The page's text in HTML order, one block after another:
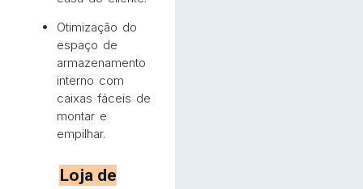
Otimização do
espaço de
armazenamento
interno com
caixas fáceis de
montar e
empilhar.
Loja de